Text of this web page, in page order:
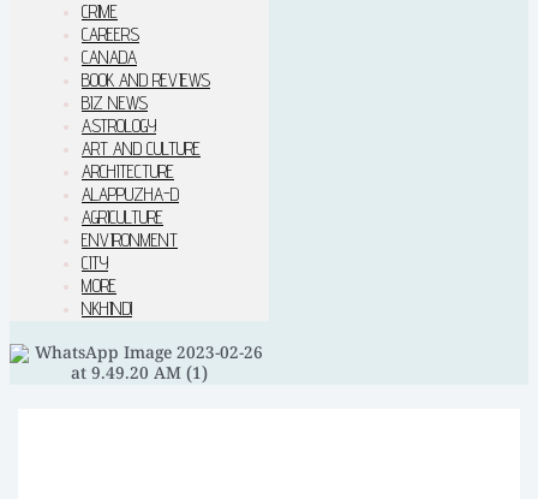
CRIME
CAREERS
CANADA
BOOK AND REVIEWS
BIZ NEWS
ASTROLOGY
ART AND CULTURE
ARCHITECTURE
ALAPPUZHA-D
AGRICULTURE
ENVIRONMENT
CITY
MORE
NKHINDI